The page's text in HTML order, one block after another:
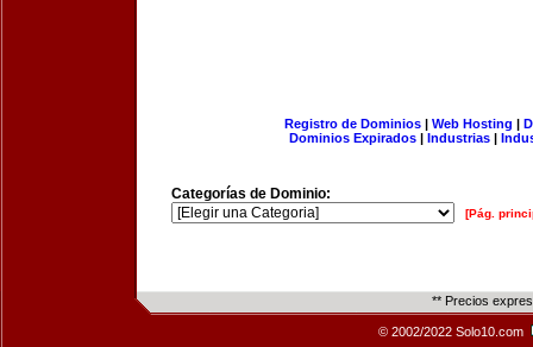
Registro de Dominios| Web Hosting |
Dominios Expirados | Industrias |
Categorías de Dominio:
[Pág.
** Precios
© 2002/2022 Solo10.com